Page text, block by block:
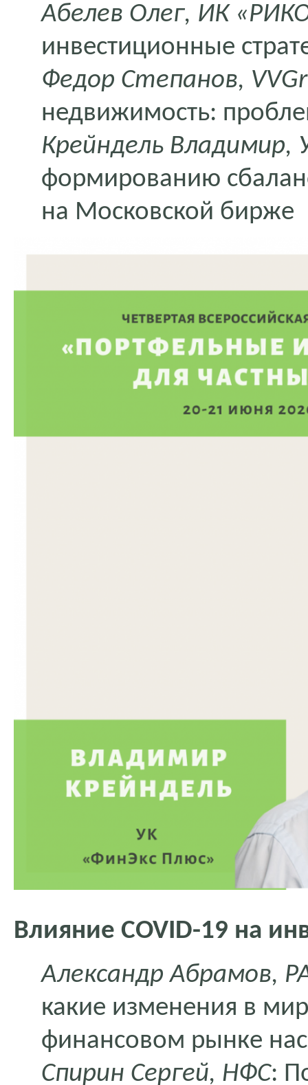
Абелев Олег, ИК
инвестиционные
Федор Степанов,
недвижимость:
Крейндель Владимир,
формированию
на Московской бирже
Влияние COVID-19 на
Александр Абрамов,
какие изменения в
финансовом рынке
Спирин Сергей, НФС: